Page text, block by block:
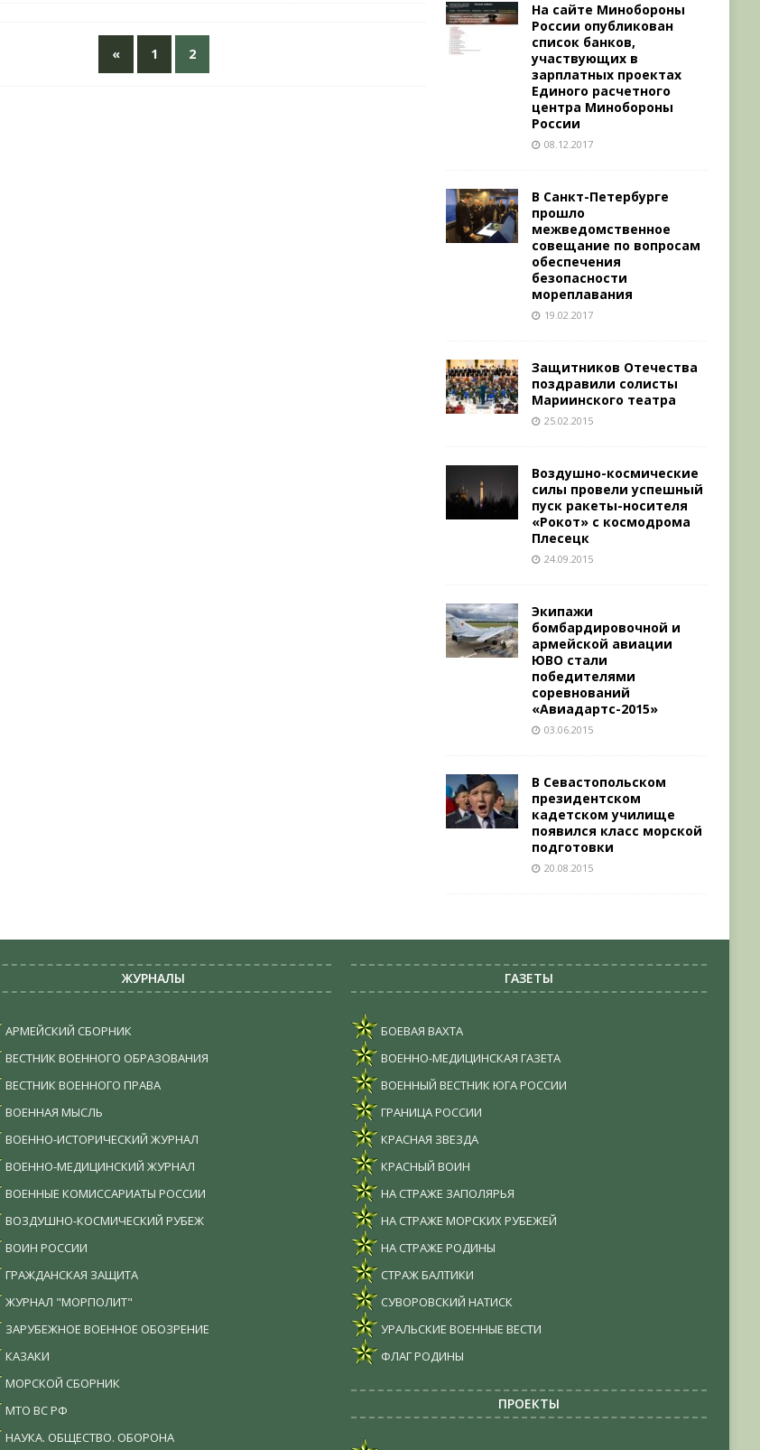
« 1 2
На сайте Минобороны
России опубликован
список банков,
участвующих в
зарплатных проектах
Единого расчетного
центра Минобороны
России
08.12.2017
В Санкт-Петербурге
прошло
межведомственное
совещание по вопросам
обеспечения
безопасности
мореплавания
19.02.2017
Защитников Отечества
поздравили солисты
Мариинского театра
25.02.2015
Воздушно-космические
силы провели успешный
пуск ракеты-носителя
«Рокот» с космодрома
Плесецк
24.09.2015
Экипажи
бомбардировочной и
армейской авиации
ЮВО стали
победителями
соревнований
«Авиадартс-2015»
03.06.2015
В Севастопольском
президентском
кадетском училище
появился класс морской
подготовки
20.08.2015
ЖУРНАЛЫ
АРМЕЙСКИЙ СБОРНИК
ВЕСТНИК ВОЕННОГО ОБРАЗОВАНИЯ
ВЕСТНИК ВОЕННОГО ПРАВА
ВОЕННАЯ МЫСЛЬ
ВОЕННО-ИСТОРИЧЕСКИЙ ЖУРНАЛ
ВОЕННО-МЕДИЦИНСКИЙ ЖУРНАЛ
ВОЕННЫЕ КОМИССАРИАТЫ РОССИИ
ВОЗДУШНО-КОСМИЧЕСКИЙ РУБЕЖ
ВОИН РОССИИ
ГРАЖДАНСКАЯ ЗАЩИТА
ЖУРНАЛ "МОРПОЛИТ"
ЗАРУБЕЖНОЕ ВОЕННОЕ ОБОЗРЕНИЕ
КАЗАКИ
МОРСКОЙ СБОРНИК
МТО ВС РФ
НАУКА. ОБЩЕСТВО. ОБОРОНА
ГАЗЕТЫ
БОЕВАЯ ВАХТА
ВОЕННО-МЕДИЦИНСКАЯ ГАЗЕТА
ВОЕННЫЙ ВЕСТНИК ЮГА РОССИИ
ГРАНИЦА РОССИИ
КРАСНАЯ ЗВЕЗДА
КРАСНЫЙ ВОИН
НА СТРАЖЕ ЗАПОЛЯРЬЯ
НА СТРАЖЕ МОРСКИХ РУБЕЖЕЙ
НА СТРАЖЕ РОДИНЫ
СТРАЖ БАЛТИКИ
СУВОРОВСКИЙ НАТИСК
УРАЛЬСКИЕ ВОЕННЫЕ ВЕСТИ
ФЛАГ РОДИНЫ
ПРОЕКТЫ